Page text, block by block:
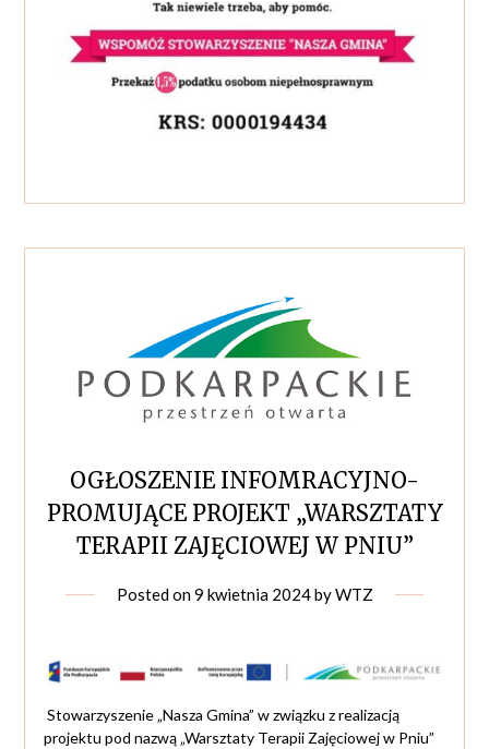
OGŁOSZENIE INFOMRACYJNO-
PROMUJĄCE PROJEKT „WARSZTATY
TERAPII ZAJĘCIOWEJ W PNIU”
Posted on9 kwietnia 2024byWTZ
Stowarzyszenie „Nasza Gmina” w związku z realizacją
projektu pod nazwą „Warsztaty Terapii Zajęciowej w Pniu”